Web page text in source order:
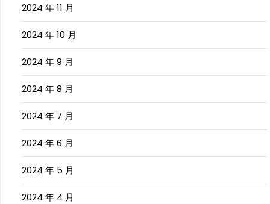
2024 年 11 月
2024 年 10 月
2024 年 9 月
2024 年 8 月
2024 年 7 月
2024 年 6 月
2024 年 5 月
2024 年 4 月